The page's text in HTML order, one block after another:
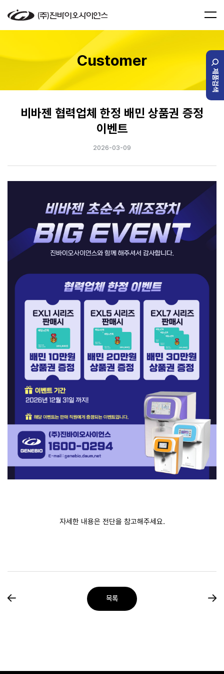
제품검색
Customer
비바젠 협력업체 한정 배민 상품권 증정
이벤트
2026-03-09
자세한 내용은 전단을 참고해주세요.
목록